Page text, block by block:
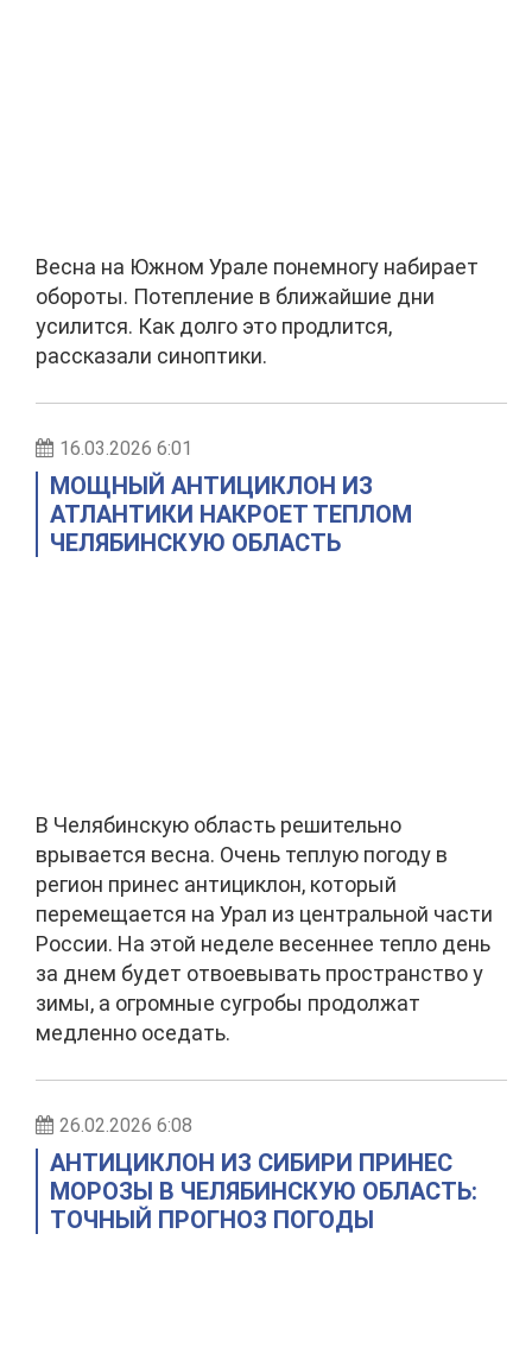
Весна на Южном Урале понемногу набирает
обороты. Потепление в ближайшие дни
усилится. Как долго это продлится,
рассказали синоптики.
16.03.2026 6:01
МОЩНЫЙ АНТИЦИКЛОН ИЗ
АТЛАНТИКИ НАКРОЕТ ТЕПЛОМ
ЧЕЛЯБИНСКУЮ ОБЛАСТЬ
В Челябинскую область решительно
врывается весна. Очень теплую погоду в
регион принес антициклон, который
перемещается на Урал из центральной части
России. На этой неделе весеннее тепло день
за днем будет отвоевывать пространство у
зимы, а огромные сугробы продолжат
медленно оседать.
26.02.2026 6:08
АНТИЦИКЛОН ИЗ СИБИРИ ПРИНЕС
МОРОЗЫ В ЧЕЛЯБИНСКУЮ ОБЛАСТЬ:
ТОЧНЫЙ ПРОГНОЗ ПОГОДЫ